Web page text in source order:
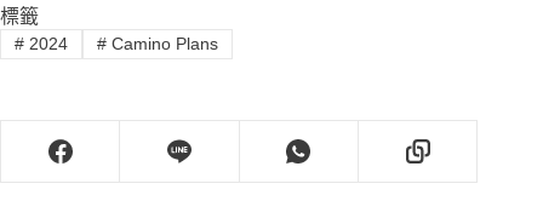
標籤
#2024 #Camino Plans